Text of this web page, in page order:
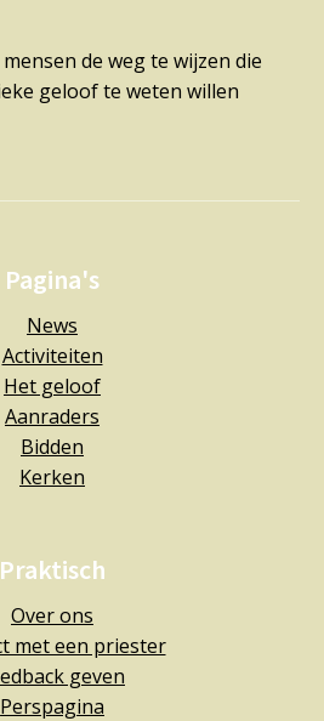
de weg te wijzen die
geloof te weten willen
Pagina's
News
Activiteiten
Het geloof
Aanraders
Bidden
Kerken
Praktisch
Over ons
met een priester
geven
Perspagina